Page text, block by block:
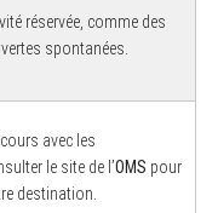
réservée, comme des
spontanées.
avec les
le site de l’OMS pour
destination.